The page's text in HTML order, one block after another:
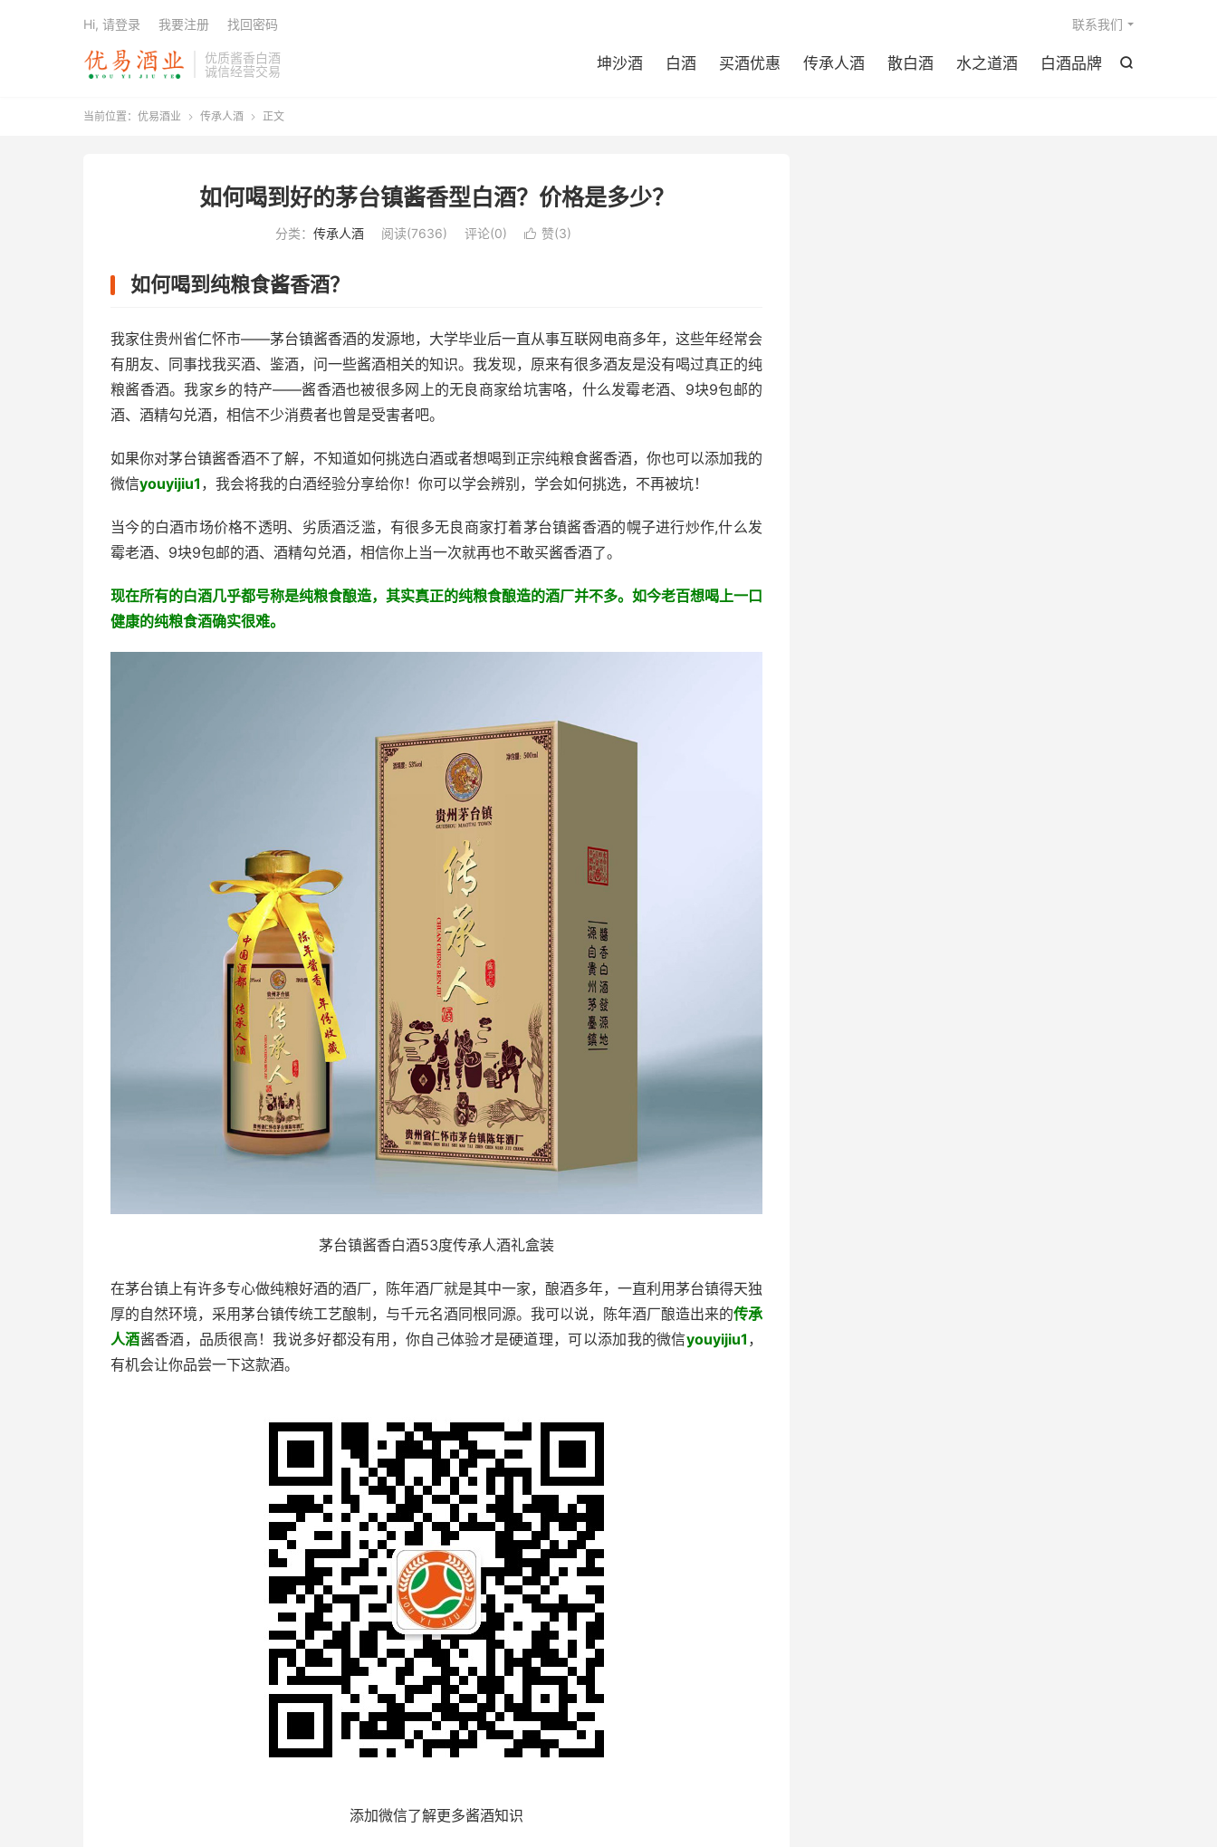
优质酱香白酒
诚信经营交易

坤沙酒 白酒 买酒优惠 传承人酒 散白酒 水之道酒 白酒品牌
联系我们
Hi, 请登录 我要注册 找回密码
当前位置： 优易酒业  传承人酒  正文
如何喝到好的茅台镇酱香型白酒？价格是多少？
分类： 传承人酒 阅读(7636) 评论(0)  赞(3)
如何喝到纯粮食酱香酒？
我家住贵州省仁怀市——茅台镇酱香酒的发源地，大学毕业后一直从事互联网电商多年，这些年经常会
有朋友、同事找我买酒、鉴酒，问一些酱酒相关的知识。我发现，原来有很多酒友是没有喝过真正的纯
粮酱香酒。我家乡的特产——酱香酒也被很多网上的无良商家给坑害咯，什么发霉老酒、9块9包邮的
酒、酒精勾兑酒，相信不少消费者也曾是受害者吧。
如果你对茅台镇酱香酒不了解，不知道如何挑选白酒或者想喝到正宗纯粮食酱香酒，你也可以添加我的
微信youyijiu1 ，我会将我的白酒经验分享给你！你可以学会辨别，学会如何挑选，不再被坑！
当今的白酒市场价格不透明、劣质酒泛滥，有很多无良商家打着茅台镇酱香酒的幌子进行炒作,什么发
霉老酒、9块9包邮的酒、酒精勾兑酒，相信你上当一次就再也不敢买酱香酒了。
现在所有的白酒几乎都号称是纯粮食酿造，其实真正的纯粮食酿造的酒厂并不多。如今老百想喝上一口
健康的纯粮食酒确实很难。
茅台镇酱香白酒53度传承人酒礼盒装
在茅台镇上有许多专心做纯粮好酒的酒厂，陈年酒厂就是其中一家，酿酒多年，一直利用茅台镇得天独
厚的自然环境，采用茅台镇传统工艺酿制，与千元名酒同根同源。我可以说，陈年酒厂酿造出来的传承
人酒酱香酒，品质很高！我说多好都没有用，你自己体验才是硬道理，可以添加我的微信youyijiu1 ，
有机会让你品尝一下这款酒。
添加微信了解更多酱酒知识